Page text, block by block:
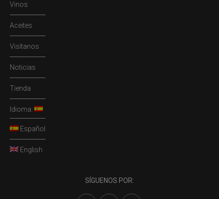
Vinos
Aceites
Visítanos
Noticias
Tienda
Idioma:
Español
English
SÍGUENOS POR: